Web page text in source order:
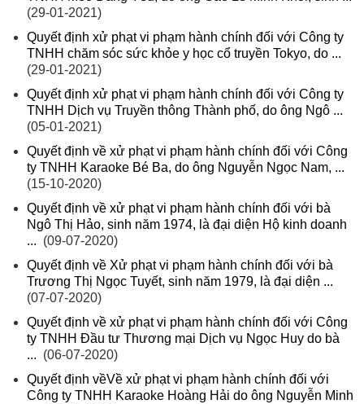
(29-01-2021)
Quyết định xử phạt vi phạm hành chính đối với Công ty
TNHH chăm sóc sức khỏe y học cổ truyền Tokyo, do ...
(29-01-2021)
Quyết định xử phạt vi phạm hành chính đối với Công ty
TNHH Dịch vụ Truyền thông Thành phố, do ông Ngô ...
(05-01-2021)
Quyết định về xử phạt vi phạm hành chính đối với Công
ty TNHH Karaoke Bé Ba, do ông Nguyễn Ngọc Nam, ...
(15-10-2020)
Quyết định về xử phạt vi phạm hành chính đối với bà
Ngô Thị Hảo, sinh năm 1974, là đại diện Hộ kinh doanh
... (09-07-2020)
Quyết định về Xử phạt vi phạm hành chính đối với bà
Trương Thị Ngọc Tuyết, sinh năm 1979, là đại diện ...
(07-07-2020)
Quyết định về xử phạt vi phạm hành chính đối với Công
ty TNHH Đầu tư Thương mại Dịch vụ Ngọc Huy do bà
... (06-07-2020)
Quyết định vềVề xử phạt vi phạm hành chính đối với
Công ty TNHH Karaoke Hoàng Hải do ông Nguyễn Minh